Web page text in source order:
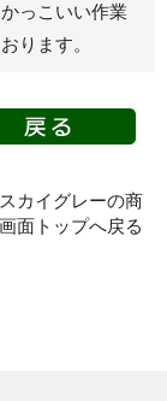
かっこいい作業
ります。
カイグレーの商
面トップへ戻る